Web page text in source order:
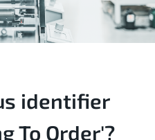
identifier
To Order'?